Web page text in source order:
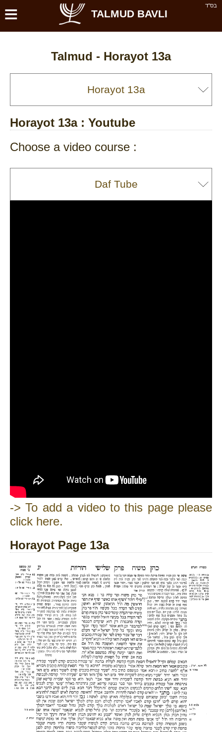
בס''ד ≡ TALMUD BAVLI
Talmud - Horayot 13a
Horayot 13a: Youtube
Choose a video course :
-> To add a video to this page please
click here.
Horayot Page 13a